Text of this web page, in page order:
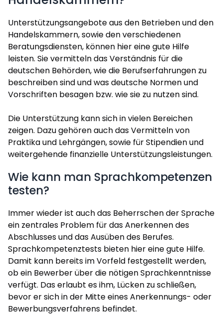
Unterstützungsangebote aus den Betrieben und den
Handelskammern, sowie den verschiedenen
Beratungsdiensten, können hier eine gute Hilfe
leisten. Sie vermitteln das Verständnis für die
deutschen Behörden, wie die Berufserfahrungen zu
beschreiben sind und was deutsche Normen und
Vorschriften besagen bzw. wie sie zu nutzen sind.
Die Unterstützung kann sich in vielen Bereichen
zeigen. Dazu gehören auch das Vermitteln von
Praktika und Lehrgängen, sowie für Stipendien und
weitergehende finanzielle Unterstützungsleistungen.
Wie kann man Sprachkompetenzen
testen?
Immer wieder ist auch das Beherrschen der Sprache
ein zentrales Problem für das Anerkennen des
Abschlusses und das Ausüben des Berufes.
Sprachkompetenztests bieten hier eine gute Hilfe.
Damit kann bereits im Vorfeld festgestellt werden,
ob ein Bewerber über die nötigen Sprachkenntnisse
verfügt. Das erlaubt es ihm, Lücken zu schließen,
bevor er sich in der Mitte eines Anerkennungs- oder
Bewerbungsverfahrens befindet.